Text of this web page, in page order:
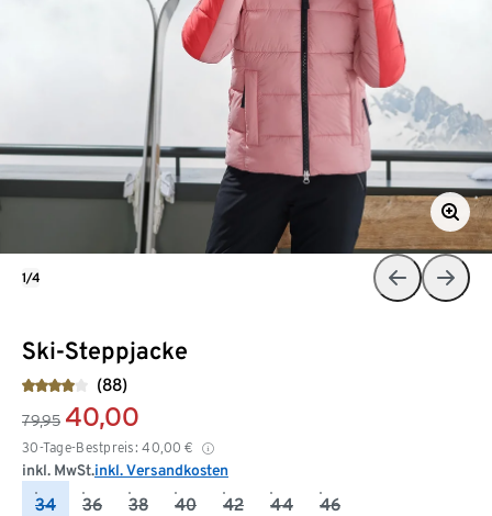
Ski-Steppjacke
(88)
79,95 40,00
30-Tage-Bestpreis: 40,00 €
inkl. MwSt.inkl. Versandkosten
34 36 38 40 42 44 46
1/4